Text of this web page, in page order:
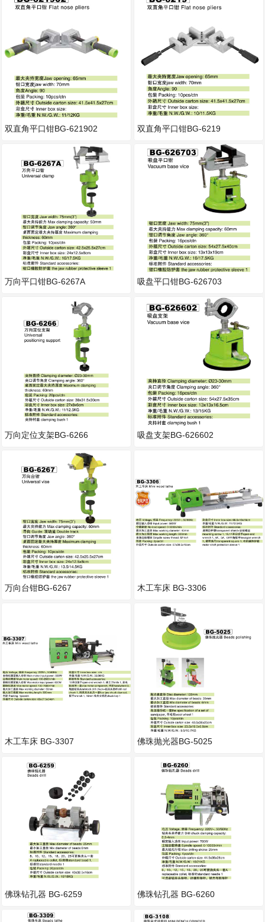
双直角平口钳BG-621902
万向平口钳BG-6267A
万向定位支架BG-6266
万向台钳BG-6267
木工车床 BG-3307
佛珠钻孔器 BG-6259
双直角平口钳BG-6219
吸盘平口钳BG-626703
吸盘支架BG-626602
木工车床 BG-3306
佛珠抛光器BG-5025
佛珠钻孔器 BG-6260